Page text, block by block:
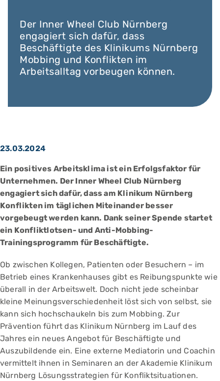
Der Inner Wheel Club Nürnberg
engagiert sich dafür, dass
Beschäftigte des Klinikums Nürnberg
Mobbing und Konflikten im
Arbeitsalltag vorbeugen können.
23.03.2024
Ein positives Arbeitsklima ist ein Erfolgsfaktor für
Unternehmen. Der Inner Wheel Club Nürnberg
engagiert sich dafür, dass am Klinikum Nürnberg
Konflikten im täglichen Miteinander besser
vorgebeugt werden kann. Dank seiner Spende startet
ein Konfliktlotsen- und Anti-Mobbing-
Trainingsprogramm für Beschäftigte.
Ob zwischen Kollegen, Patienten oder Besuchern – im
Betrieb eines Krankenhauses gibt es Reibungspunkte wie
überall in der Arbeitswelt. Doch nicht jede scheinbar
kleine Meinungsverschiedenheit löst sich von selbst, sie
kann sich hochschaukeln bis zum Mobbing. Zur
Prävention führt das Klinikum Nürnberg im Lauf des
Jahres ein neues Angebot für Beschäftigte und
Auszubildende ein. Eine externe Mediatorin und Coachin
vermittelt ihnen in Seminaren an der Akademie Klinikum
Nürnberg Lösungsstrategien für Konfliktsituationen.